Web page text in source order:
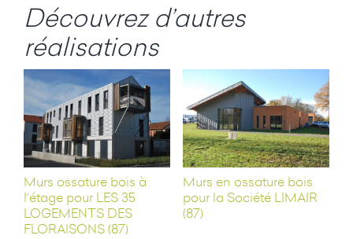
Découvrez d’autres
réalisations
Murs ossature bois à
l’étage pour LES 35
LOGEMENTS DES
FLORAISONS (87)
Murs en ossature bois
pour la Société LIMAIR
(87)